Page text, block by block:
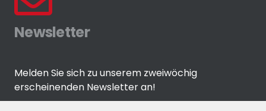
Newsletter
Melden Sie sich zu unserem zweiwöchig
erscheinenden Newsletter an!